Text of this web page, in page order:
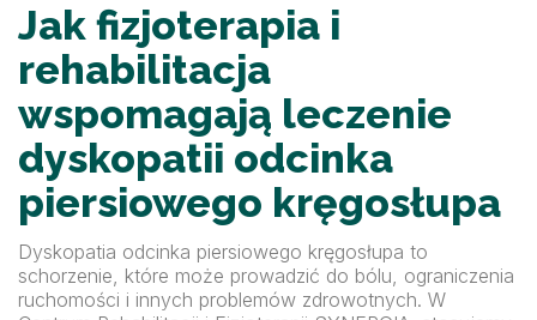
Jak fizjoterapia i
rehabilitacja
wspomagają leczenie
dyskopatii odcinka
piersiowego kręgosłupa
Dyskopatia odcinka piersiowego kręgosłupa to
schorzenie, które może prowadzić do bólu, ograniczenia
ruchomości i innych problemów zdrowotnych. W